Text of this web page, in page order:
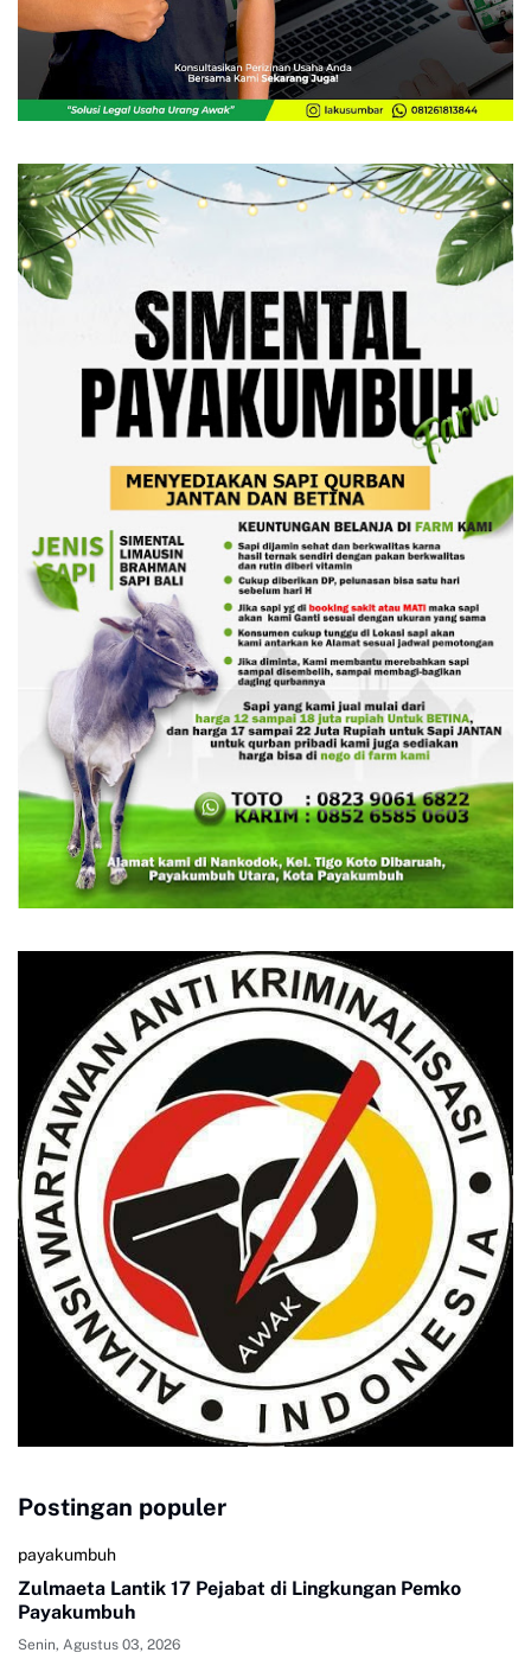
Postingan populer
payakumbuh
Zulmaeta Lantik 17 Pejabat di Lingkungan Pemko
Payakumbuh
Senin, Agustus 03, 2026